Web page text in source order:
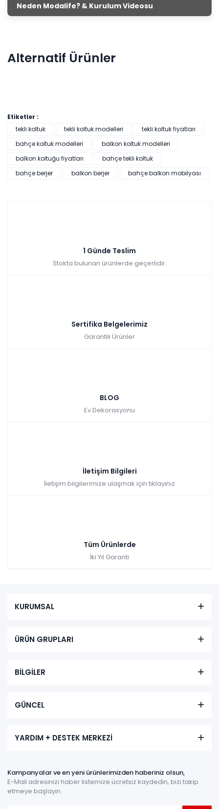
Neden Modalife? & Kurulum Videosu
Alternatif Ürünler
₺11.890,00
Etiketler :
tekli koltuk
tekli koltuk modelleri
tekli koltuk fiyatları
bahçe koltuk modelleri
balkon koltuk modelleri
balkon koltuğu fiyatları
bahçe tekli koltuk
bahçe berjer
balkon berjer bahçe balkon mobilyası
1 Günde Teslim
Stokta bulunan ürünlerde geçerlidir.
Sertifika Belgelerimiz
Garantili Ürünler
BLOG
Ev Dekorasyonu
İletişim Bilgileri
İletişim bilgilerimize ulaşmak için tıklayınız
Tüm Ürünlerde
İki Yıl Garanti
KURUMSAL
ÜRÜN GRUPLARI
BİLGİLER
GÜNCEL
YARDIM + DESTEK MERKEZİ
Kampanyalar ve en yeni ürünlerimizden haberiniz olsun,
E-Mail adresinizi haber listemize ücretsiz kaydedin, bizi takip
etmeye başlayın.